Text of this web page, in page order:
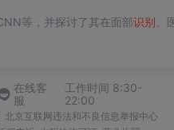
等，并探讨了其在面部识别 、
在线客
服
工作时间 8:30-
22:00
北京互联网违法和不良信息举报中心